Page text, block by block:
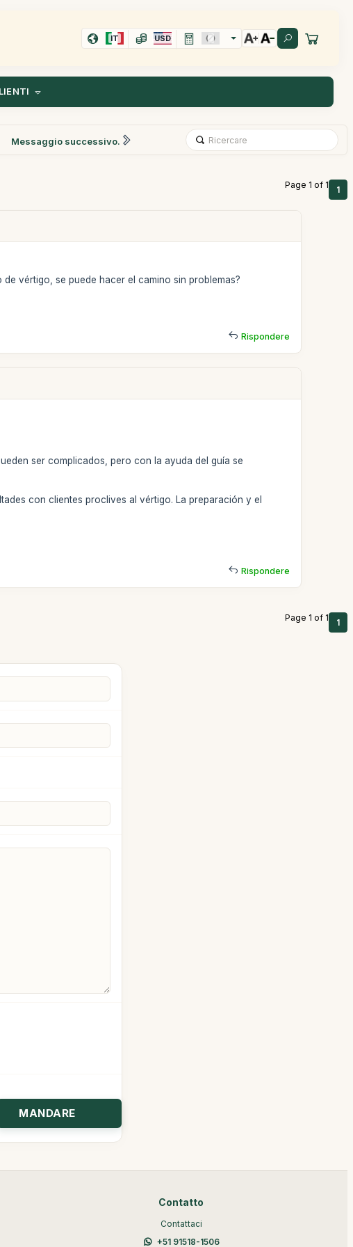
IT USD
Messaggio successivo.
Page 1 of 1 1
vértigo, se puede hacer el camino sin problemas?
Rispondere
ser complicados, pero con la ayuda del guía se
con clientes proclives al vértigo. La preparación y el
Rispondere
Page 1 of 1 1
Contatto
Contattaci
+51 91518-1506